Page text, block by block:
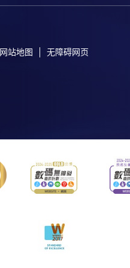
网站地图 无障碍网页